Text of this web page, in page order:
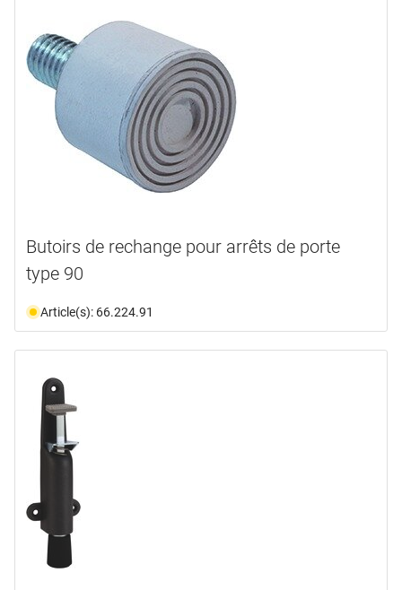
Butoirs de rechange pour arrêts de porte
type 90
Article(s): 66.224.91